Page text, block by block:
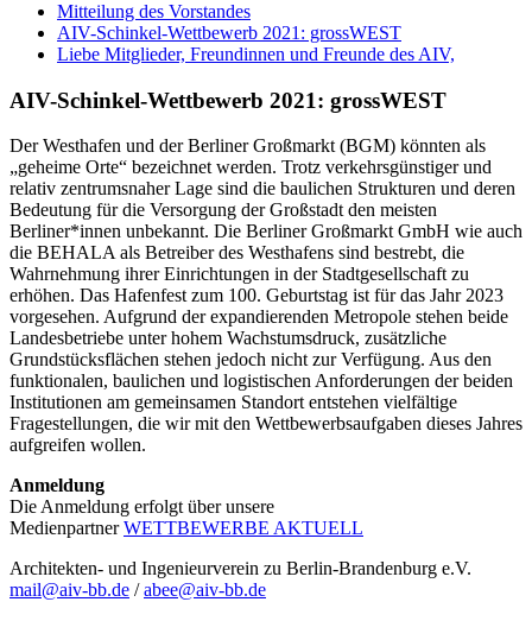
Mitteilung des Vorstandes
AIV-Schinkel-Wettbewerb 2021: grossWEST
Liebe Mitglieder, Freundinnen und Freunde des AIV,
AIV-Schinkel-Wettbewerb 2021: grossWEST
Der Westhafen und der Berliner Großmarkt (BGM) könnten als
„geheime Orte“ bezeichnet werden. Trotz verkehrsgünstiger und
relativ zentrumsnaher Lage sind die baulichen Strukturen und deren
Bedeutung für die Versorgung der Großstadt den meisten
Berliner*innen unbekannt. Die Berliner Großmarkt GmbH wie auch
die BEHALA als Betreiber des Westhafens sind bestrebt, die
Wahrnehmung ihrer Einrichtungen in der Stadtgesellschaft zu
erhöhen. Das Hafenfest zum 100. Geburtstag ist für das Jahr 2023
vorgesehen. Aufgrund der expandierenden Metropole stehen beide
Landesbetriebe unter hohem Wachstumsdruck, zusätzliche
Grundstücksflächen stehen jedoch nicht zur Verfügung. Aus den
funktionalen, baulichen und logistischen Anforderungen der beiden
Institutionen am gemeinsamen Standort entstehen vielfältige
Fragestellungen, die wir mit den Wettbewerbsaufgaben dieses Jahres
aufgreifen wollen.
Anmeldung
Die Anmeldung erfolgt über unsere
MedienpartnerWETTBEWERBE AKTUELL
Architekten- und Ingenieurverein zu Berlin-Brandenburg e.V.
mail@aiv-bb.de /abee@aiv-bb.de